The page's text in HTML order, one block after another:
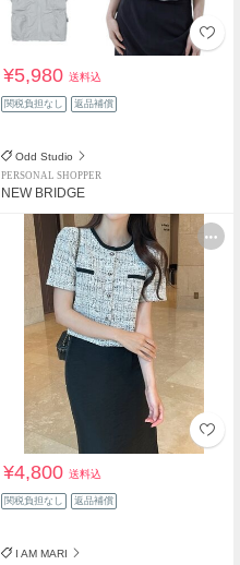
¥5,980送料込
関税負担なし 返品補償
Odd Studio
PERSONAL SHOPPER
NEW BRIDGE
¥4,800送料込
関税負担なし 返品補償
I AM MARI